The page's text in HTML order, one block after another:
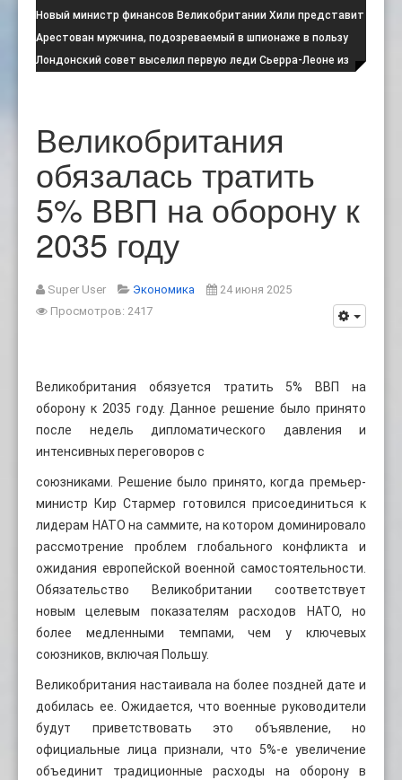
намерен соблюдать запрет на испо:
Новый министр финансов Великобритании Хили представит
свой первый бюджет 28 октя:
Арестован мужчина, подозреваемый в шпионаже в пользу
Ирана на британской военной:
Лондонский совет выселил первую леди Сьерра-Леоне из
Великобритания
обязалась тратить
5% ВВП на оборону к
2035 году
Super User Экономика
24 июня 2025
Просмотров: 2417
Великобритания обязуется тратить 5% ВВП на
оборону к 2035 году. Данное решение было принято
после недель дипломатического давления и
интенсивных переговоров с
союзниками. Решение было принято, когда премьер-
министр Кир Стармер готовился присоединиться к
лидерам НАТО на саммите, на котором доминировало
рассмотрение проблем глобального конфликта и
ожидания европейской военной самостоятельности.
Обязательство Великобритании соответствует
новым целевым показателям расходов НАТО, но
более медленными темпами, чем у ключевых
союзников, включая Польшу.
Великобритания настаивала на более поздней дате и
добилась ее. Ожидается, что военные руководители
будут приветствовать это объявление, но
официальные лица признали, что 5%-е увеличение
объединит традиционные расходы на оборону в